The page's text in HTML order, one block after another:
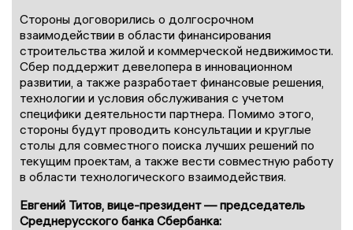
Стороны договорились о долгосрочном
взаимодействии в области финансирования
строительства жилой и коммерческой недвижимости.
Сбер поддержит девелопера в инновационном
развитии, а также разработает финансовые решения,
технологии и условия обслуживания с учетом
специфики деятельности партнера. Помимо этого,
стороны будут проводить консультации и круглые
столы для совместного поиска лучших решений по
текущим проектам, а также вести совместную работу
в области технологического взаимодействия.
Евгений Титов, вице-президент — председатель
Среднерусского банка Сбербанка: